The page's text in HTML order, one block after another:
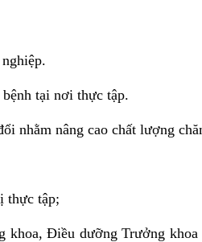
tại nơi thực tập.
nhằm nâng cao chất lượng
thực tập;
khoa, Điều dưỡng Trưởng